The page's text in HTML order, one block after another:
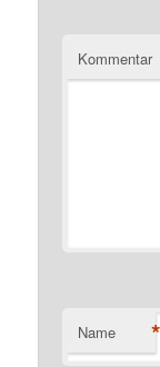
Kommentar
Name *